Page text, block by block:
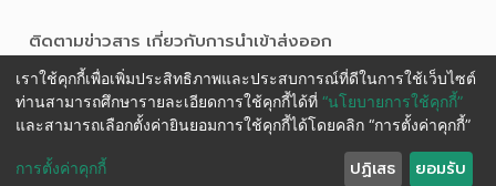
ติดตามข่าวสาร เกี่ยวกับการนําเข้าส่งออก
เราใช้คุกกี้เพื่อเพิ่มประสิทธิภาพและประสบการณ์ที่ดีในการใช้เว็บไซต์
ท่านสามารถศึกษารายละเอียดการใช้คุกกี้ได้ที่ “นโยบายการใช้คุกกี้”
และสามารถเลือกตั้งค่ายินยอมการใช้คุกกี้ได้โดยคลิก “การตั้งค่าคุกกี้”
การตั้งค่าคุกกี้ ปฏิเสธ ยอมรับ